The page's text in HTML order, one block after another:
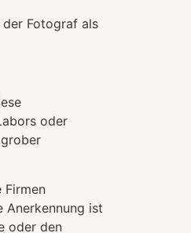
Fotograf als
oder
Firmen
Anerkennung ist
oder den